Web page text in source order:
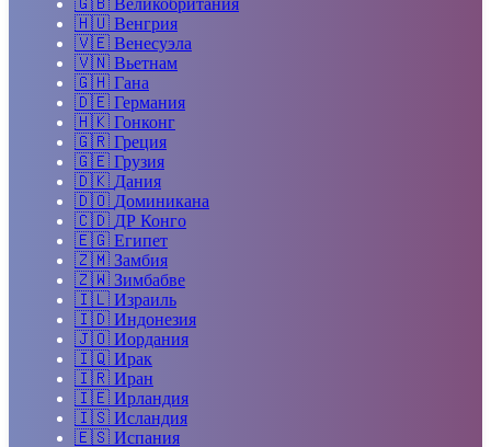
🇭🇺 Венгрия
🇻🇪 Венесуэла
🇻🇳 Вьетнам
🇬🇭 Гана
🇩🇪 Германия
🇭🇰 Гонконг
🇬🇷 Греция
🇬🇪 Грузия
🇩🇰 Дания
🇩🇴 Доминикана
🇨🇩 ДР Конго
🇪🇬 Египет
🇿🇲 Замбия
🇿🇼 Зимбабве
🇮🇱 Израиль
🇮🇩 Индонезия
🇯🇴 Иордания
🇮🇶 Ирак
🇮🇷 Иран
🇮🇪 Ирландия
🇮🇸 Исландия
🇪🇸 Испания